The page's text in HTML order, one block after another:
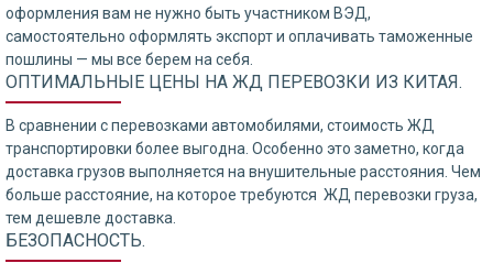
оформления вам не нужно быть участником ВЭД,
самостоятельно оформлять экспорт и оплачивать таможенные
пошлины — мы все берем на себя.
ОПТИМАЛЬНЫЕ ЦЕНЫ НА ЖД ПЕРЕВОЗКИ ИЗ КИТАЯ.
В сравнении с перевозками автомобилями, стоимость ЖД
транспортировки более выгодна. Особенно это заметно, когда
доставка грузов выполняется на внушительные расстояния. Чем
больше расстояние, на которое требуются ЖД перевозки груза,
тем дешевле доставка.
БЕЗОПАСНОСТЬ.